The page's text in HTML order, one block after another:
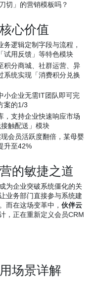
切」的营销模板吗？
心价值
务逻辑定制字段与流程，
试用反馈」等特色模块
积分商城、社群运营、异
系统实现「消费积分兑换
小企业无需IT团队即可完
案的1/3
，支持企业快速响应市场
触配送」模块
会员活跃度翻倍，某母婴
升至42%
的敏捷之道
为企业突破系统僵化的关
业务部门直接参与系统建
而在这场变革中， 伙伴云
，正在重新定义会员CRM
场景详解